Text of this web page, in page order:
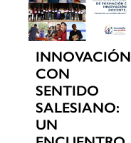
INNOVACIÓN
CON
SENTIDO
SALESIANO:
UN